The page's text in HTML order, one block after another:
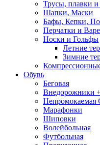
Трусы, плавки и
Шапки, Маски
Бафы, Кепки,
Перчатки и
Носки и Гольфы
Летние
Зимние
Обувь
Беговая
Внедорожники
Непромокаемая
Марафонки
Шиповки
Волейбольная
Футбольная